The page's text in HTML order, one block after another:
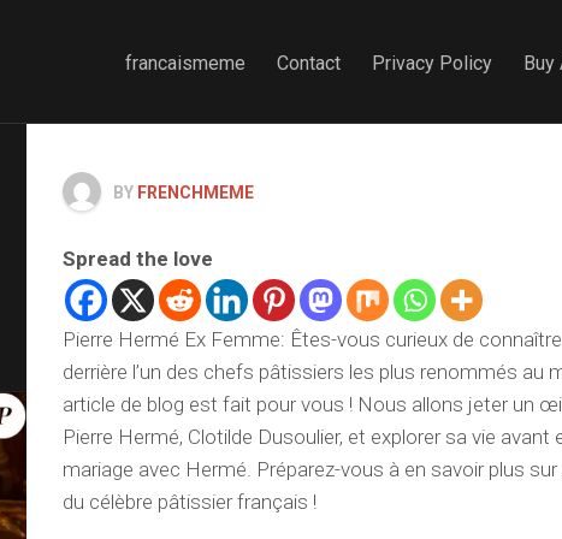
francaismeme Contact Privacy Policy Buy
BY FRENCHMEME
Spread the love
Pierre Hermé Ex Femme: Êtes-vous curieux de
derrière l’un des chefs pâtissiers les plus renommés au
article de blog est fait pour vous ! Nous allons jeter un
Pierre Hermé, Clotilde Dusoulier, et explorer sa vie avant
mariage avec Hermé. Préparez-vous à en savoir plus sur
du célèbre pâtissier français !